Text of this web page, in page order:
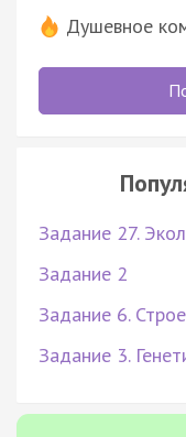
Душевное
Задание 27.
Задание 2
Задание 6.
Задание 3.